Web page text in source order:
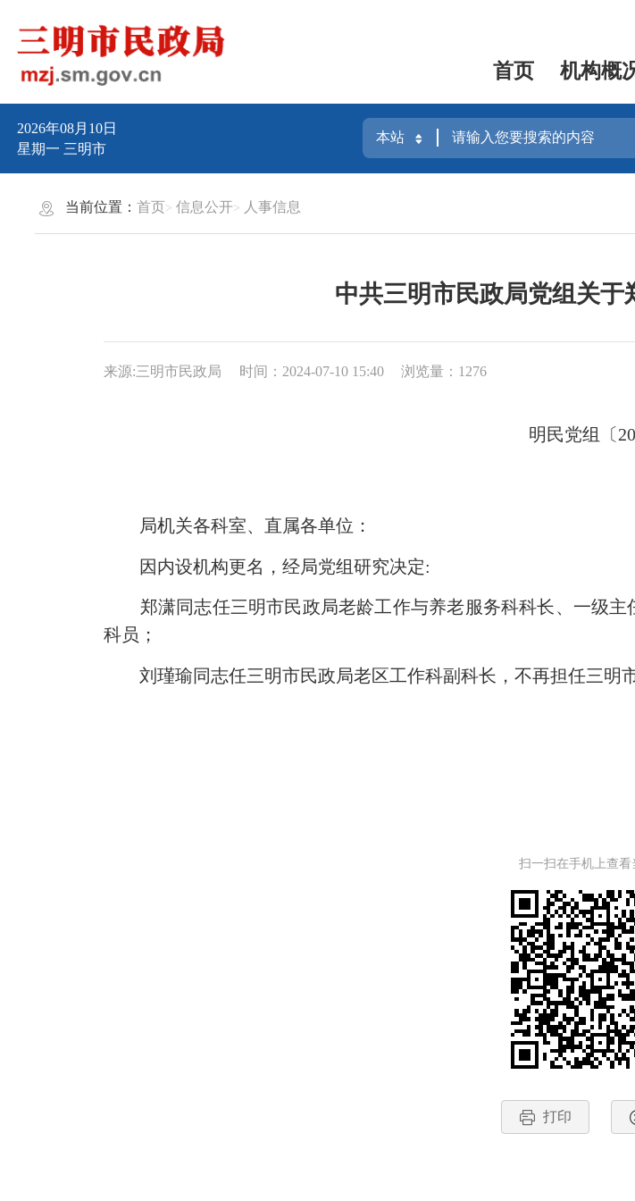
首页 机构概
2026年08月10日
星期一 三明市
当前位置：首页 信息公开 人事信息
中共三明市民政局党组关于
来源:三明市民政局 时间：2024-07-10 15:40 浏览量：1276
明民党组〔
局机关各科室、直属各单位：
因内设机构更名，经局党组研究决定:
郑潇同志任三明市民政局老龄工作与养老服务科科长、一级主
科员；
刘瑾瑜同志任三明市民政局老区工作科副科长，不再担任三明市
扫一扫在手机上查看
打印